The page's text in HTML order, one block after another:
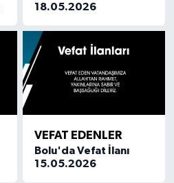
18.05.2026
VEFAT EDENLER
Bolu'da Vefat İlanı
15.05.2026